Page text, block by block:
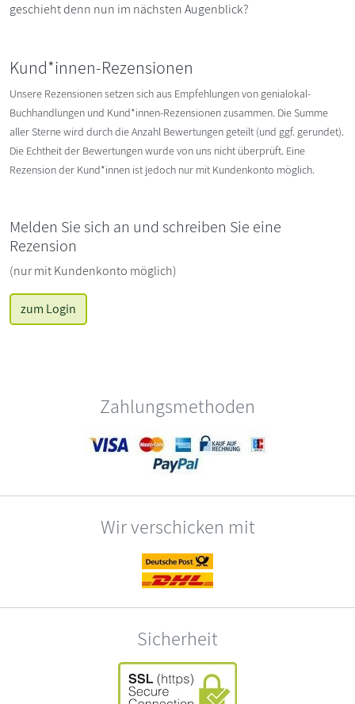
geschieht denn nun im nächsten Augenblick?
Kund*innen-Rezensionen
Unsere Rezensionen setzen sich aus Empfehlungen von genialokal-
Buchhandlungen und Kund*innen-Rezensionen zusammen. Die Summe
aller Sterne wird durch die Anzahl Bewertungen geteilt (und ggf. gerundet).
Die Echtheit der Bewertungen wurde von uns nicht überprüft. Eine
Rezension der Kund*innen ist jedoch nur mit Kundenkonto möglich.
Melden Sie sich an und schreiben Sie eine
Rezension
(nur mit Kundenkonto möglich)
zum Login
Zahlungsmethoden
Wir verschicken mit
Sicherheit